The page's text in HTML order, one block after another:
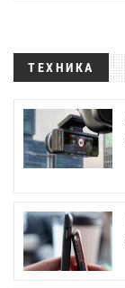
ТЕХНИКА